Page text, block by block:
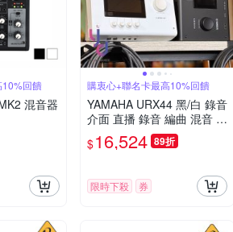
10%回饋
混音器
購衷心+聯名卡最高10%回饋
YAMAHA URX44 黑/白 錄音
介面 直播 錄音 編曲 混音 演
出 創作 公司貨
$16,524 89折
限時下殺 券